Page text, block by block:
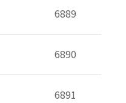
6889
6890
6891